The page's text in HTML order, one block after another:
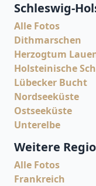
Schleswig-
Alle Fotos
Dithmarschen
Herzogtum
Holsteinische
Lübecker Bucht
Nordseeküste
Ostseeküste
Unterelbe
Weitere
Alle Fotos
Frankreich